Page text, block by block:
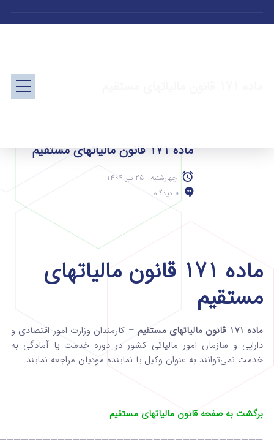
ماده 171 قانون مالیاتهای مستقیم
چهارشنبه , 25 تیر 1404
0 دیدگاه
ماده 171 قانون مالیاتهای
مستقیم
ماده 171 قانون مالیاتهای مستقیم
– کارمندان وزارت امور اقتصادی و
دارایی و سازمان امور مالیاتی کشور در دوره خدمت یا آمادگی به
خدمت نمی‌توانند به عنوان وکیل یا‌ نماینده مودیان مراجعه نمایند.
برگشت به صفحه قانون مالیاتهای مستقیم